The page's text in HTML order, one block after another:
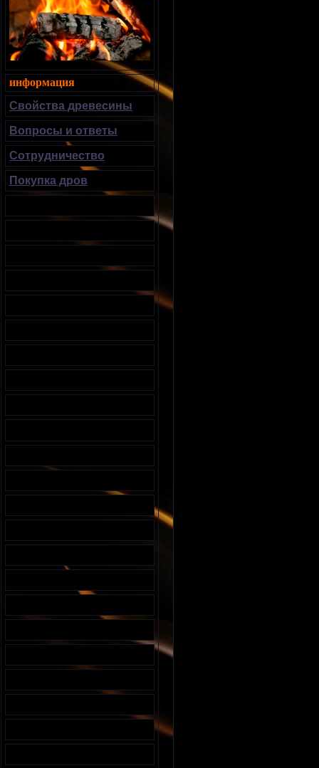
информация
Свойства древесины
Вопросы и ответы
Сотрудничество
Покупка дров